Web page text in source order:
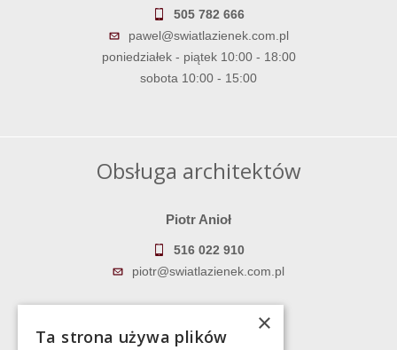
505 782 666
pawel@swiatlazienek.com.pl
poniedziałek - piątek 10:00 - 18:00
sobota 10:00 - 15:00
Obsługa architektów
Piotr Anioł
516 022 910
piotr@swiatlazienek.com.pl
783 043 083
×
Ta strona używa plików